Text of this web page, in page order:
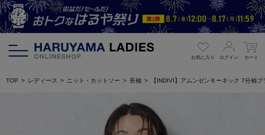
お気に入り ログイン カート
TOP レディース ニット・カットソー 長袖 【INDIVI】アムンゼンキーネック 7分袖